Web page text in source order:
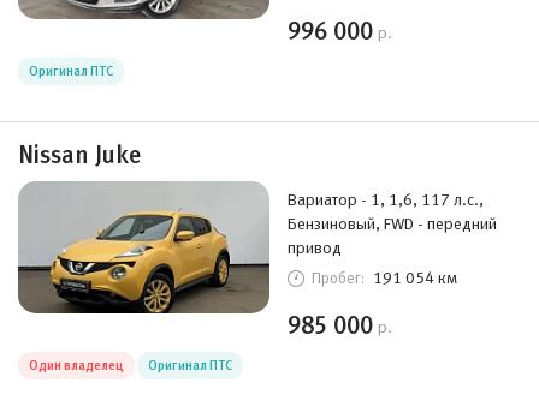
996 000 р.
Оригинал ПТС
Nissan Juke
Вариатор - 1, 1,6, 117 л.с.,
Бензиновый, FWD - передний
привод
Пробег: 191 054 км
985 000 р.
Один владелец Оригинал ПТС